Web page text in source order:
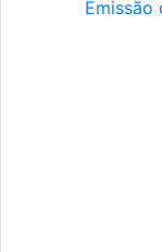
Emissão